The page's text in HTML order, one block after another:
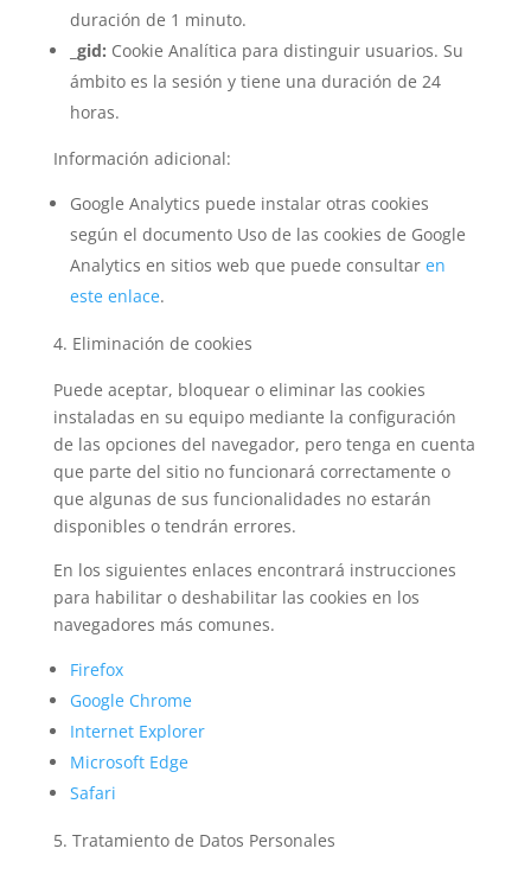
duración de 1 minuto.
_gid: Cookie Analítica para distinguir usuarios. Su
ámbito es la sesión y tiene una duración de 24
horas.
Información adicional:
Google Analytics puede instalar otras cookies
según el documento Uso de las cookies de Google
Analytics en sitios web que puede consultar en
este enlace.
Eliminación de cookies
Puede aceptar, bloquear o eliminar las cookies
instaladas en su equipo mediante la configuración
de las opciones del navegador, pero tenga en cuenta
que parte del sitio no funcionará correctamente o
que algunas de sus funcionalidades no estarán
disponibles o tendrán errores.
En los siguientes enlaces encontrará instrucciones
para habilitar o deshabilitar las cookies en los
navegadores más comunes.
Firefox
Google Chrome
Internet Explorer
Microsoft Edge
Safari
Tratamiento de Datos Personales